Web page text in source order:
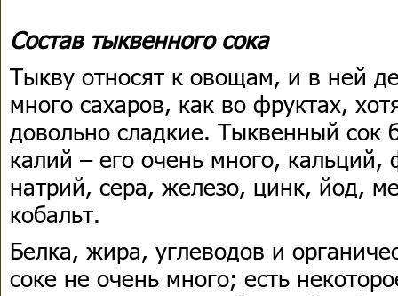
Состав тыквенного сока
Тыкву относят к овощам, и в ней
много сахаров, как во фруктах,
довольно сладкие. Тыквенный сок
калий – его очень много,
натрий, сера, железо, цинк, йод,
кобальт.
Белка, жира, углеводов и
соке не очень много; есть